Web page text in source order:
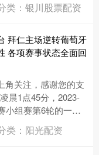
位为弱侧边锋，导
类：银川股票配资
拜仁主场逆转葡萄牙
各项赛事状态全面回
角关注，感谢您的支
晨1点45分，2023-
小组赛第6轮的一场
仁慕尼....
类：阳光配资